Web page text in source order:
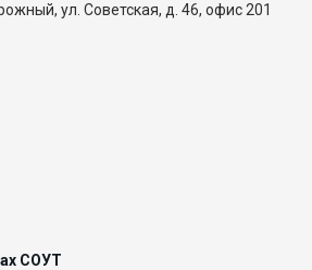
ул. Советская, д. 46, офис 201
СОУТ